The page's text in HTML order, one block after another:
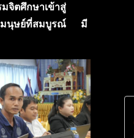
จิตศึกษาเข้าสู่
ป็นมนุษย์ที่สมบูรณ์ มี